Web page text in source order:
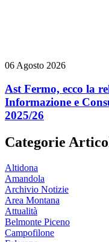
06 Agosto 2026
Ast Fermo, ecco la
Informazione e
2025/26
Categorie
Altidona
Amandola
Archivio Notizie
Area Montana
Attualità
Belmonte Piceno
Campofilone